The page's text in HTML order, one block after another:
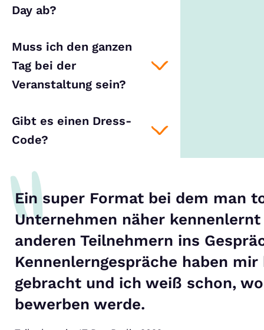
Day ab?
Muss ich den ganzen
Tag bei der
Veranstaltung sein?
Gibt es einen Dress-
Code?
Ein super Format bei dem man
Unternehmen näher
anderen Teilnehmern ins
Kennenlerngespräche haben
gebracht und ich weiß schon,
bewerben werde.